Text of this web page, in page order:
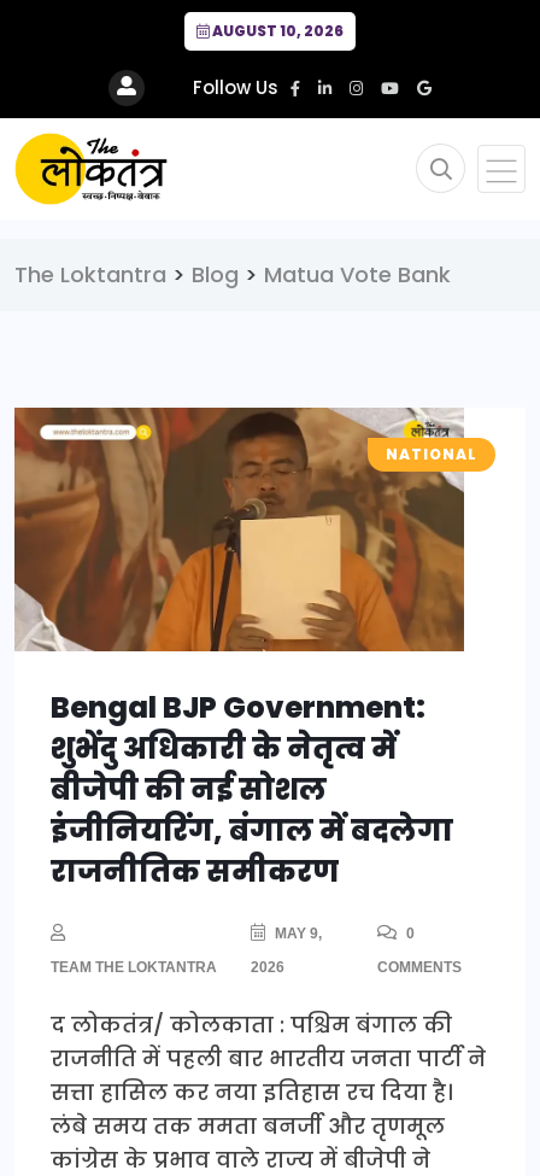
AUGUST 10, 2026
Follow Us
The Loktantra > Blog > Matua Vote Bank
NATIONAL
Bengal BJP Government:
शुभेंदु अधिकारी के नेतृत्व में
बीजेपी की नई सोशल
इंजीनियरिंग, बंगाल में बदलेगा
राजनीतिक समीकरण
TEAM THE LOKTANTRA
MAY 9,
2026
0
COMMENTS
द लोकतंत्र/ कोलकाता : पश्चिम बंगाल की
राजनीति में पहली बार भारतीय जनता पार्टी ने
सत्ता हासिल कर नया इतिहास रच दिया है।
लंबे समय तक ममता बनर्जी और तृणमूल
कांग्रेस के प्रभाव वाले राज्य में बीजेपी ने